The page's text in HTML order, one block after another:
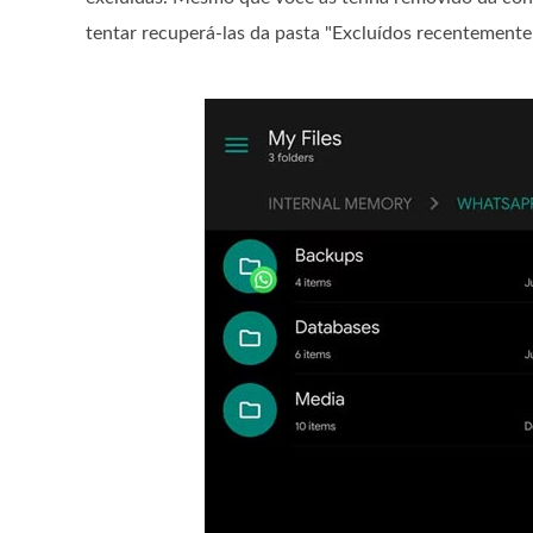
tentar recuperá-las da pasta "Excluídos